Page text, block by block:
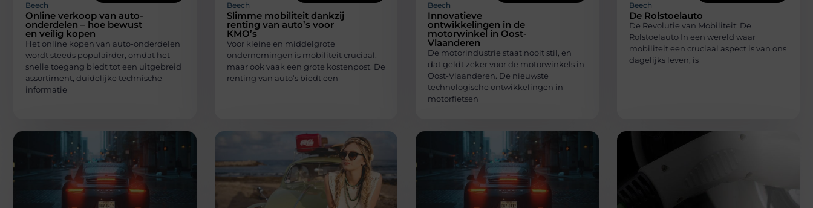
Beech
Online verkoop van auto-
onderdelen – hoe bewust
en veilig kopen
Het online kopen van auto-onderdelen
wordt steeds populairder, omdat het
snelle toegang biedt tot een uitgebreid
assortiment, duidelijke technische
informatie
Beech
Slimme mobiliteit dankzij
renting van auto’s voor
KMO’s
Voor kleine en middelgrote
ondernemingen is mobiliteit cruciaal,
maar ook vaak een grote kostenpost. De
renting van auto’s biedt een
Beech
Innovatieve
ontwikkelingen in de
motorwinkel in Oost-
Vlaanderen
De motorindustrie staat nooit stil, en
dat geldt zeker voor de motorwinkels in
Oost-Vlaanderen. De nieuwste
technologische ontwikkelingen in
motorfietsen
Beech
De Rolstoelauto
De Revolutie van Mobiliteit: De
Rolstoelauto In een wereld waar
mobiliteit een cruciaal aspect is van ons
dagelijks leven, is